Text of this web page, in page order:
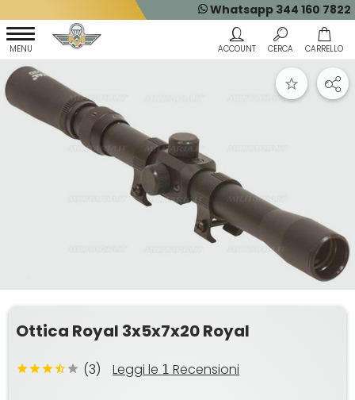
Whatsapp 344 160 7822
Ottica Royal 3x5x7x20 Royal
(3) Leggi le 1 Recensioni